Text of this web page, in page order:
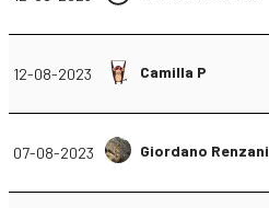
12-08-2023 Camilla P
07-08-2023 Giordano Renzani